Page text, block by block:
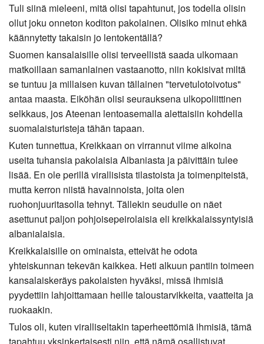
Tuli siinä mieleeni, mitä olisi tapahtunut, jos todella olisin
ollut joku onneton koditon pakolainen. Olisiko minut ehkä
käännytetty takaisin jo lentokentällä?
Suomen kansalaisille olisi terveellistä saada ulkomaan
matkoillaan samanlainen vastaanotto, niin kokisivat miltä
se tuntuu ja millaisen kuvan tällainen "tervetulotoivotus"
antaa maasta. Eiköhän olisi seurauksena ulkopoliittinen
selkkaus, jos Ateenan lentoasemalla alettaisiin kohdella
suomalaisturisteja tähän tapaan.
Kuten tunnettua, Kreikkaan on virrannut viime aikoina
useita tuhansia pakolaisia Albaniasta ja päivittäin tulee
lisää. En ole perillä virallisista tilastoista ja toimenpiteistä,
mutta kerron niistä havainnoista, joita olen
ruohonjuuritasolla tehnyt. Tällekin seudulle on näet
asettunut paljon pohjoisepeirolaisia eli kreikkalaissyntyisiä
albanialaisia.
Kreikkalaisille on ominaista, etteivät he odota
yhteiskunnan tekevän kaikkea. Heti alkuun pantiin toimeen
kansalaiskeräys pakolaisten hyväksi, missä ihmisiä
pyydettiin lahjoittamaan heille taloustarvikkeita, vaatteita ja
ruokaakin.
Tulos oli, kuten viralliseltakin taperheettömiä ihmisiä, tämä
tapahtuu yksinkertaisesti niin, että nämä osallistuvat